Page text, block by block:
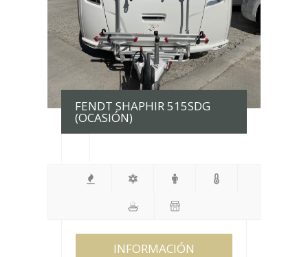
FENDT SHAPHIR 515SDG
(OCASIÓN)
INFORMACIÓN